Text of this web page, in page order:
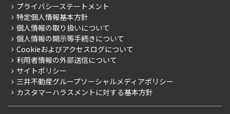
こだわりから探す
こだわり一覧
プレミアムマンション
新築
当社限定（港区・渋谷区）
当社限定（港区・渋谷区以外）
三井不動産企画
ご入居・提携サービス
お部屋探しからご契約まで
よくあるご質問
社宅紹介
【仲介会社様向け】当社仲介事業部取り扱い物件入居申込
会社情報
事業案内
採用情報
ニュースリリース
お問い合わせ
プライバシーステートメント
特定個人情報基本方針
個人情報の取り扱いについて
個人情報の開示等手続きについて
Cookieおよびアクセスログについて
利用者情報の外部送信について
サイトポリシー
三井不動産グループソーシャルメディアポリシー
カスタマーハラスメントに対する基本方針